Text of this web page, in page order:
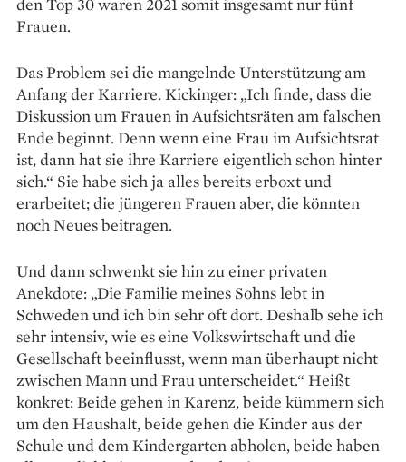
den Top 30 waren 2021 somit ins­gesamt nur fünf
Frauen.
Das Problem sei die man­gelnde Unterstützung am
Anfang der Karriere. Kickinger: „Ich finde, dass die
Diskussion um Frauen in Aufsichtsräten am falschen
Ende beginnt. Denn wenn eine Frau im Aufsichtsrat
ist, dann hat sie ihre Karriere eigentlich schon hinter
sich.“ Sie habe sich ja alles bereits erboxt und
erarbeitet; die jüngeren Frauen aber, die könnten
noch Neues beitragen.
Und dann schwenkt sie hin zu einer privaten
Anekdote: „Die Familie meines Sohns lebt in
Schweden und ich bin sehr oft dort. Deshalb sehe ich
sehr intensiv, wie es eine Volkswirtschaft und die
Gesellschaft beeinflusst, wenn man überhaupt nicht
zwischen Mann und Frau unterscheidet.“ Heißt
konkret: Beide gehen in Karenz, beide kümmern sich
um den Haushalt, beide gehen die Kinder aus der
Schule und dem Kinder­garten abholen, beide haben